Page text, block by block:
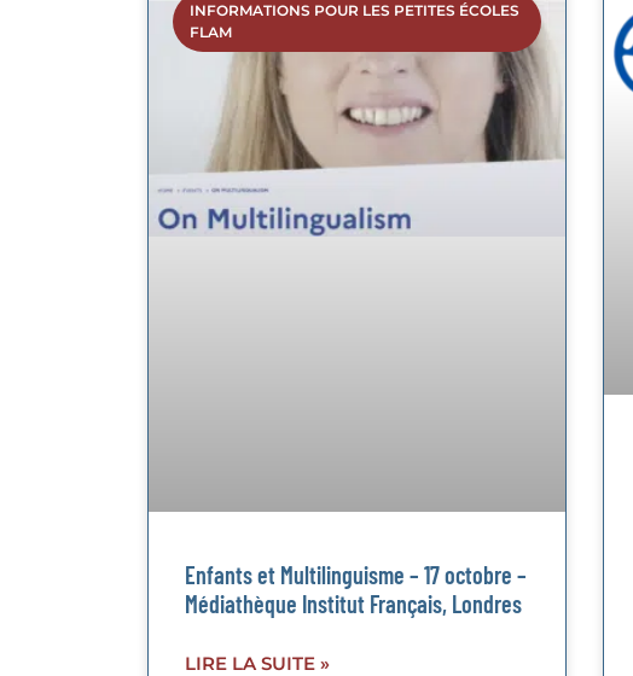
INFORMATIONS POUR LES PETITES ÉCOLES
FLAM
Enfants et Multilinguisme – 17 octobre –
Médiathèque Institut Français, Londres
LIRE LA SUITE »